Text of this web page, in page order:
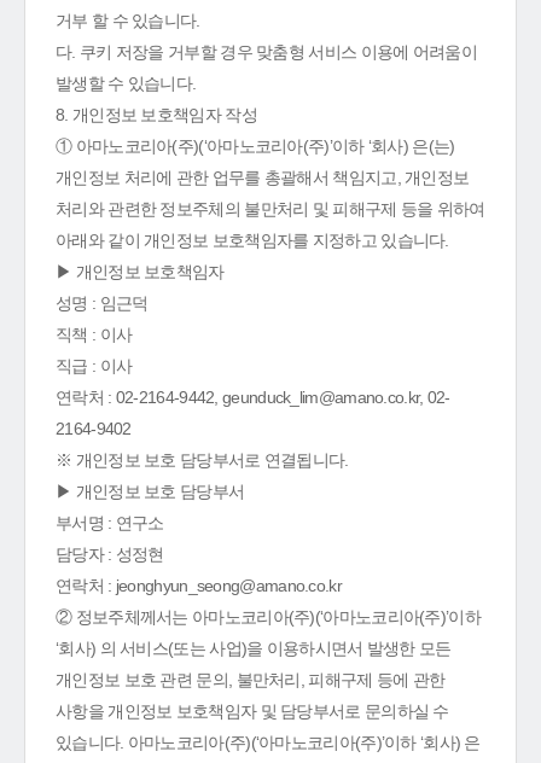
거부 할 수 있습니다.
다. 쿠키 저장을 거부할 경우 맞춤형 서비스 이용에 어려움이
발생할 수 있습니다.
8. 개인정보 보호책임자 작성
① 아마노코리아(주)(‘아마노코리아(주)’이하 ‘회사) 은(는)
개인정보 처리에 관한 업무를 총괄해서 책임지고, 개인정보
처리와 관련한 정보주체의 불만처리 및 피해구제 등을 위하여
아래와 같이 개인정보 보호책임자를 지정하고 있습니다.
▶ 개인정보 보호책임자
성명 : 임근덕
직책 : 이사
직급 : 이사
연락처 : 02-2164-9442, geunduck_lim@amano.co.kr, 02-
2164-9402
※ 개인정보 보호 담당부서로 연결됩니다.
▶ 개인정보 보호 담당부서
부서명 : 연구소
담당자 : 성정현
연락처 : jeonghyun_seong@amano.co.kr
② 정보주체께서는 아마노코리아(주)(‘아마노코리아(주)’이하
‘회사) 의 서비스(또는 사업)을 이용하시면서 발생한 모든
개인정보 보호 관련 문의, 불만처리, 피해구제 등에 관한
사항을 개인정보 보호책임자 및 담당부서로 문의하실 수
있습니다. 아마노코리아(주)(‘아마노코리아(주)’이하 ‘회사) 은